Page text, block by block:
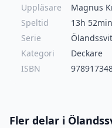
Uppläsare
Magnus
Speltid
13h 52min
Serie
Kategori
Deckare
ISBN
Fler delar i